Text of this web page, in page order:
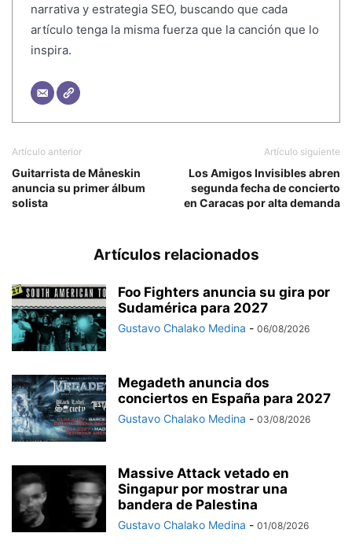
narrativa y estrategia SEO, buscando que cada
artículo tenga la misma fuerza que la canción que lo
inspira.
Artículo anterior
Guitarrista de Måneskin
anuncia su primer álbum
solista
Artículo siguiente
Los Amigos Invisibles abren
segunda fecha de concierto
en Caracas por alta demanda
Artículos relacionados
Foo Fighters anuncia su gira por
Sudamérica para 2027
Gustavo Chalako Medina - 06/08/2026
Megadeth anuncia dos
conciertos en España para 2027
Gustavo Chalako Medina - 03/08/2026
Massive Attack vetado en
Singapur por mostrar una
bandera de Palestina
Gustavo Chalako Medina - 01/08/2026